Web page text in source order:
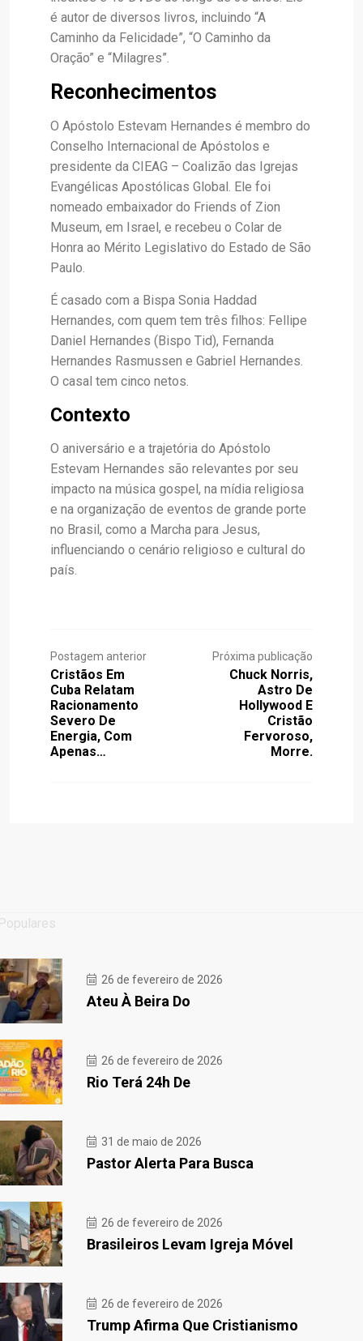
é autor de diversos livros, incluindo “A
Caminho da Felicidade”, “O Caminho da
Oração” e “Milagres”.
Reconhecimentos
O Apóstolo Estevam Hernandes é membro do
Conselho Internacional de Apóstolos e
presidente da CIEAG – Coalizão das Igrejas
Evangélicas Apostólicas Global. Ele foi
nomeado embaixador do Friends of Zion
Museum, em Israel, e recebeu o Colar de
Honra ao Mérito Legislativo do Estado de São
Paulo.
É casado com a Bispa Sonia Haddad
Hernandes, com quem tem três filhos: Fellipe
Daniel Hernandes (Bispo Tid), Fernanda
Hernandes Rasmussen e Gabriel Hernandes.
O casal tem cinco netos.
Contexto
O aniversário e a trajetória do Apóstolo
Estevam Hernandes são relevantes por seu
impacto na música gospel, na mídia religiosa
e na organização de eventos de grande porte
no Brasil, como a Marcha para Jesus,
influenciando o cenário religioso e cultural do
país.
Postagem anterior
Cristãos Em
Cuba Relatam
Racionamento
Severo De
Energia, Com
Apenas…
Próxima publicação
Chuck Norris,
Astro De
Hollywood E
Cristão
Fervoroso,
Morre.
26 de fevereiro de 2026
Ateu À Beira Do
26 de fevereiro de 2026
Rio Terá 24h De
31 de maio de 2026
Pastor Alerta Para Busca
26 de fevereiro de 2026
Brasileiros Levam Igreja Móvel
26 de fevereiro de 2026
Trump Afirma Que Cristianismo